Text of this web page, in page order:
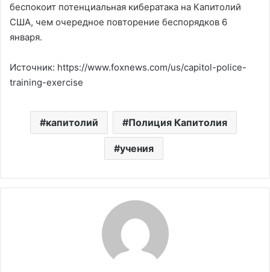
беспокоит потенциальная кибератака на Капитолий
США, чем очередное повторение беспорядков 6
января.
Источник: https://www.foxnews.com/us/capitol-police-
training-exercise
капитолий Полиция Капитолия
учения